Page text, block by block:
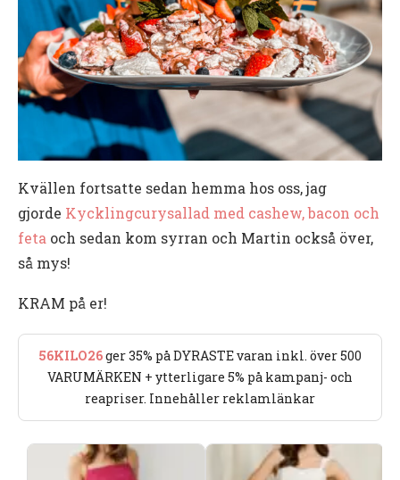
Kvällen fortsatte sedan hemma hos oss, jag
gjorde Kycklingcurysallad med cashew, bacon och
feta och sedan kom syrran och Martin också över,
så mys!
KRAM på er!
56KILO26ger 35% på DYRASTE varan inkl. över 500
VARUMÄRKEN + ytterligare 5% på kampanj- och
reapriser. Innehåller reklamlänkar